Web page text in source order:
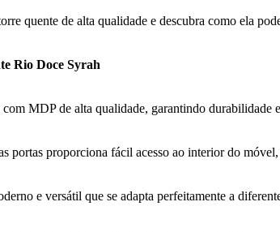
quente de alta qualidade e descubra como ela
Rio Doce Syrah
MDP de alta qualidade, garantindo durabilidade
portas proporciona fácil acesso ao interior do
e versátil que se adapta perfeitamente a